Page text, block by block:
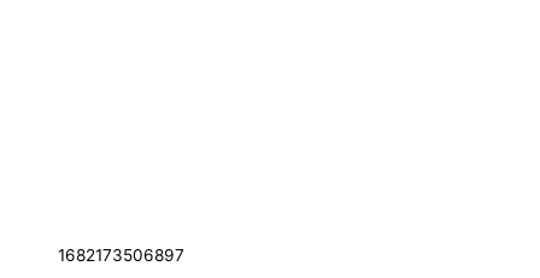
1682173506897